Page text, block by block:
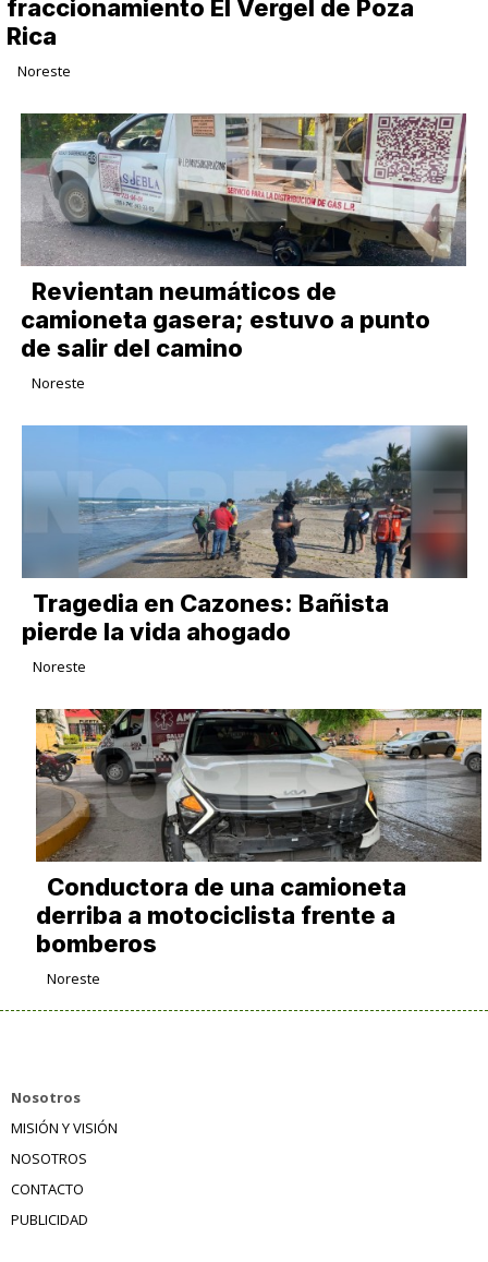
fraccionamiento El Vergel de Poza
Rica
Noreste
Revientan neumáticos de
camioneta gasera; estuvo a punto
de salir del camino
Noreste
Tragedia en Cazones: Bañista
pierde la vida ahogado
Noreste
Conductora de una camioneta
derriba a motociclista frente a
bomberos
Noreste
Nosotros
MISIÓN Y VISIÓN
NOSOTROS
CONTACTO
PUBLICIDAD